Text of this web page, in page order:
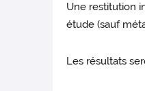
Une restitution
étude (sauf
Les résultats